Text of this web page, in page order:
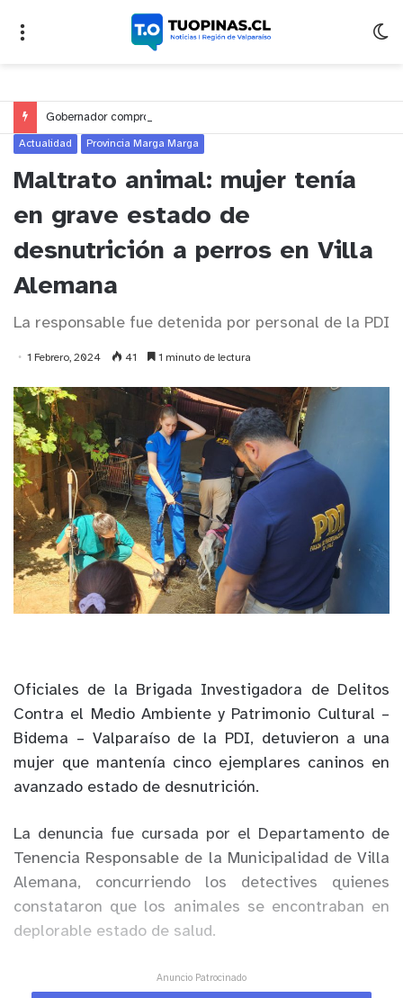
Actualidad Provincia Marga Marga
Maltrato animal: mujer tenía
en grave estado de
desnutrición a perros en Villa
Alemana
La responsable fue detenida por personal de la PDI
1 Febrero, 2024 41 1 minuto de lectura
Oficiales de la Brigada Investigadora de Delitos
Contra el Medio Ambiente y Patrimonio Cultural –
Bidema – Valparaíso de la PDI, detuvieron a una
mujer que mantenía cinco ejemplares caninos en
avanzado estado de desnutrición.
La denuncia fue cursada por el Departamento de
Tenencia Responsable de la Municipalidad de Villa
Alemana, concurriendo los detectives quienes
constataron que los animales se encontraban en
deplorable estado de salud.
Anuncio Patrocinado